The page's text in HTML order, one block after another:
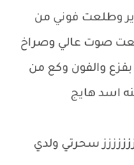
وطلعت فوني من
صوت عالي وصراخ
والفون وكع من
اسد هايج
سحرتي ولدي